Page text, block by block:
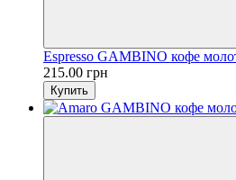
Espresso GAMBINO кофе
215.00 грн
Купить